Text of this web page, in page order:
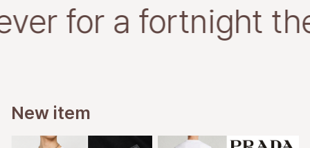
for a fortnight
New item